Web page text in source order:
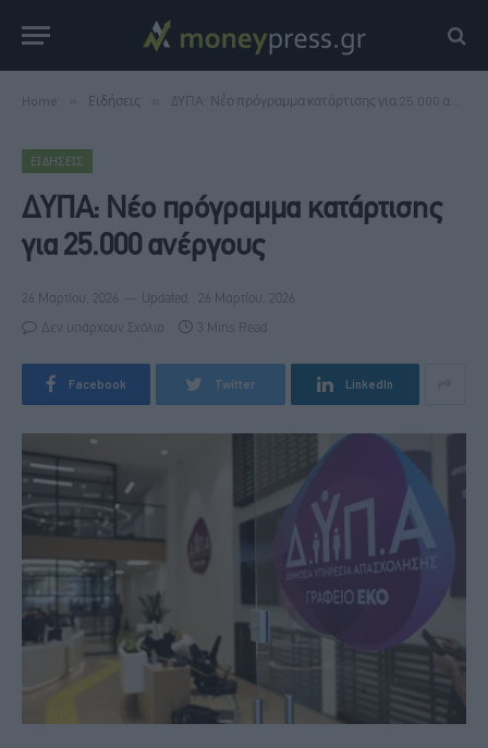
Home Ειδήσεις ΔΥΠΑ: Νέο πρόγραμμα κατάρτισης για 25.000 ανέργους
ΕΙΔΉΣΕΙΣ
ΔΥΠΑ: Νέο πρόγραμμα κατάρτισης
για 25.000 ανέργους
26 Μαρτίου, 2026 Updated: 26 Μαρτίου, 2026
Δεν υπάρχουν Σχόλια 3 Mins Read
Facebook Twitter LinkedIn